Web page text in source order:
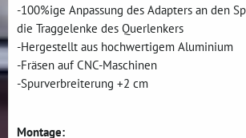
-100%ige Anpassung des Adapters an den
die Traggelenke des Querlenkers
-Hergestellt aus hochwertigem Aluminium
-Fräsen auf CNC-Maschinen
-Spurverbreiterung +2 cm
Montage: